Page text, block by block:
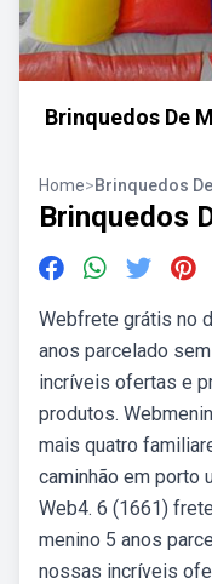
Brinquedos De
Home>Brinquedos
Brinquedos
Webfrete grátis no
anos parcelado
incríveis ofertas e
produtos.
mais quatro
caminhão em porto
Web4. 6 (1661)
menino 5 anos
nossas incríveis